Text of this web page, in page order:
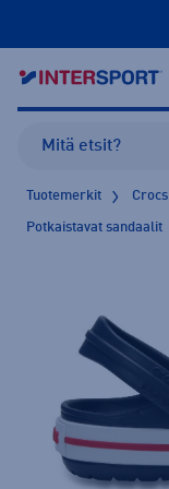
Tuotemerkit Crocs
Potkaistavat sandaalit